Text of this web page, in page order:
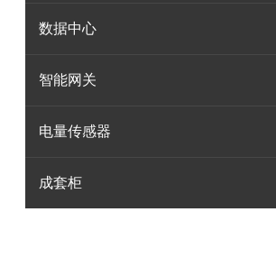
数据中心
智能网关
电量传感器
成套柜